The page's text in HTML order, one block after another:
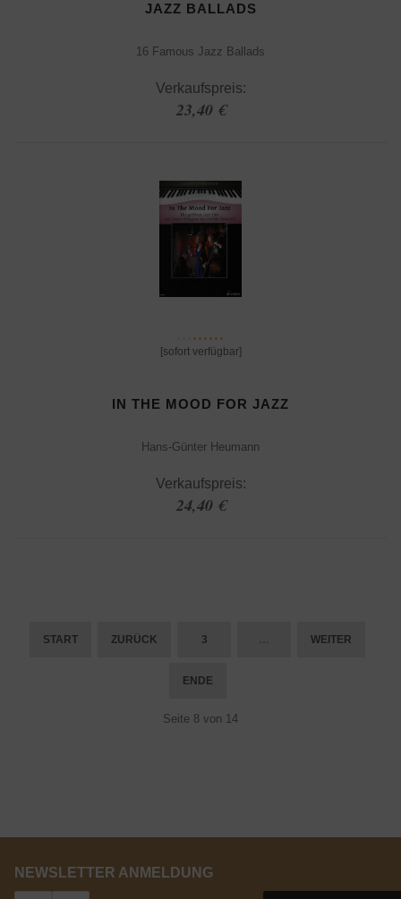
JAZZ BALLADS
16 Famous Jazz Ballads
Verkaufspreis:
23,40 €
[sofort verfügbar]
IN THE MOOD FOR JAZZ
Hans-Günter Heumann
Verkaufspreis:
24,40 €
START ZURÜCK 3 WEITER
ENDE
Seite 8 von 14
NEWSLETTER ANMELDUNG